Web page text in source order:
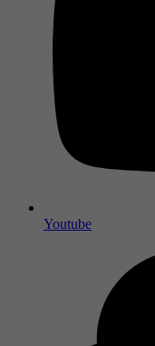
Youtube